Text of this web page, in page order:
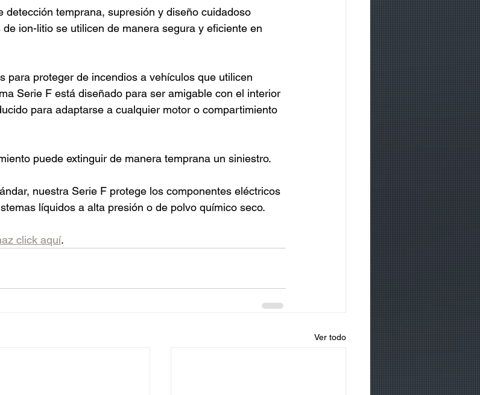
detección temprana, supresión y diseño cuidadoso
ion-litio se utilicen de manera segura y eficiente en
para proteger de incendios a vehículos que utilicen
Serie F está diseñado para ser amigable con el interior
para adaptarse a cualquier motor o compartimiento
puede extinguir de manera temprana un siniestro.
nuestra Serie F protege los componentes eléctricos
líquidos a alta presión o de polvo químico seco.
click aquí.
Ver todo